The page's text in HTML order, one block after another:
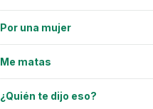
Por una mujer
Me matas
¿Quién te dijo eso?